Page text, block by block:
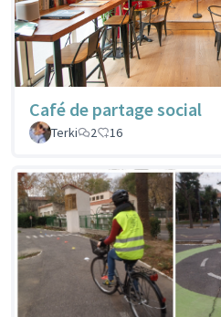
Café de partage social
Terki
2 16